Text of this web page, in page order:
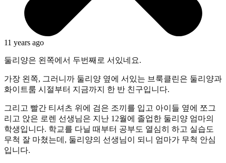
11 years ago
둘리양은 왼쪽에서 두번째로 서있네요.
가장 왼쪽, 그러니까 둘리양 옆에 서있는 브룩클린은 둘리양과
화이트룸 시절부터 지금까지 한 반 친구입니다.
그리고 빨간 티셔츠 위에 검은 조끼를 입고 아이들 옆에 쪼그
리고 앉은 로렌 선생님은 지난 12월에 졸업한 둘리양 엄마의
학생입니다. 학교를 다닐 때부터 공부도 열심히 하고 실습도
무척 잘 마쳤는데, 둘리양의 선생님이 되니 엄마가 무척 안심
입니다.